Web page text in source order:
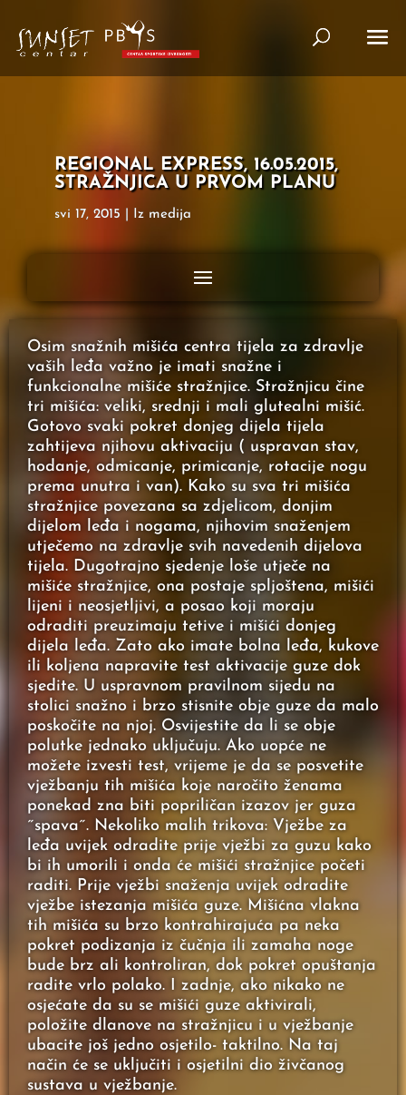
REGIONAL EXPRESS, 16.05.2015,
STRAŽNJICA U PRVOM PLANU
svi 17, 2015 Iz medija
Osim snažnih mišića centra tijela za zdravlje
vaših leđa važno je imati snažne i
funkcionalne mišiće stražnjice. Stražnjicu čine
tri mišića: veliki, srednji i mali glutealni mišić.
Gotovo svaki pokret donjeg dijela tijela
zahtijeva njihovu aktivaciju ( uspravan stav,
hodanje, odmicanje, primicanje, rotacije nogu
prema unutra i van). Kako su sva tri mišića
stražnjice povezana sa zdjelicom, donjim
dijelom leđa i nogama, njihovim snaženjem
utječemo na zdravlje svih navedenih dijelova
tijela. Dugotrajno sjedenje loše utječe na
mišiće stražnjice, ona postaje spljoštena, mišići
lijeni i neosjetljivi, a posao koji moraju
odraditi preuzimaju tetive i mišići donjeg
dijela leđa. Zato ako imate bolna leđa, kukove
ili koljena napravite test aktivacije guze dok
sjedite. U uspravnom pravilnom sijedu na
stolici snažno i brzo stisnite obje guze da malo
poskočite na njoj. Osvijestite da li se obje
polutke jednako uključuju. Ako uopće ne
možete izvesti test, vrijeme je da se posvetite
vježbanju tih mišića koje naročito ženama
ponekad zna biti popriličan izazov jer guza
˝spava˝. Nekoliko malih trikova: Vježbe za
leđa uvijek odradite prije vježbi za guzu kako
bi ih umorili i onda će mišići stražnjice početi
raditi. Prije vježbi snaženja uvijek odradite
vježbe istezanja mišića guze. Mišićna vlakna
tih mišića su brzo kontrahirajuća pa neka
pokret podizanja iz čučnja ili zamaha noge
bude brz ali kontroliran, dok pokret opuštanja
radite vrlo polako. I zadnje, ako nikako ne
osjećate da su se mišići guze aktivirali,
položite dlanove na stražnjicu i u vježbanje
ubacite još jedno osjetilo- taktilno. Na taj
način će se uključiti i osjetilni dio živčanog
sustava u vježbanje.